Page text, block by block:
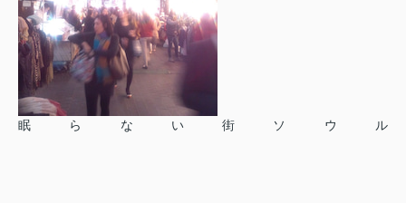
眠らない街ソウル